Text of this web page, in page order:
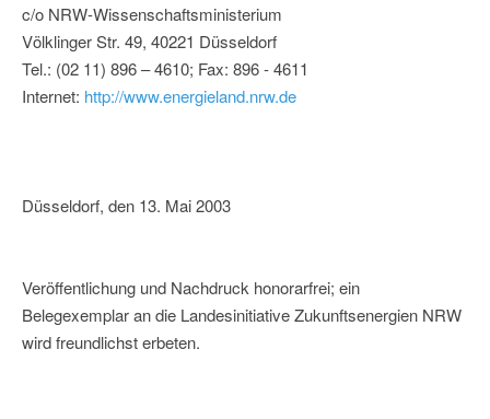
c/o NRW-Wissenschaftsministerium
Völklinger Str. 49, 40221 Düsseldorf
Tel.: (02 11) 896 – 4610; Fax: 896 - 4611
Internet: http://www.energieland.nrw.de
Düsseldorf, den 13. Mai 2003
Veröffentlichung und Nachdruck honorarfrei; ein
Belegexemplar an die Landesinitiative Zukunftsenergien NRW
wird freundlichst erbeten.